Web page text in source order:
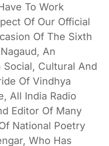
To Work
Of Our Official
Of The Sixth
An
Cultural And
Of Vindhya
All India Radio
Editor Of Many
National Poetry
Who Has